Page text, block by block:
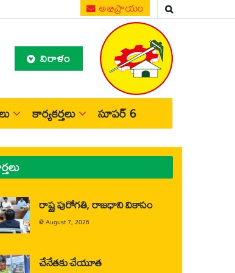
అభిప్రాయం
విరాళం
కార్యకర్తలు సూపర్ 6
రాష్ట్ర పురోగతి, రాజధాని వికాసం
@August 7, 2026
చేనేతకు చేయూత